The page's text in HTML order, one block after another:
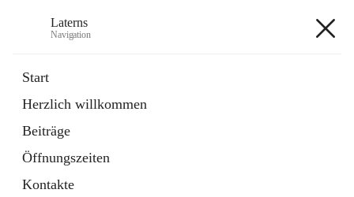
Laterns
Navigation
Start
Herzlich willkommen
Beiträge
Öffnungszeiten
Kontakte
11 Schnellzugriffe
Soziales
1 Schnellzugriff